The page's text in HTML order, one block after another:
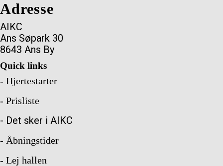
Adresse
AIKC
Ans Søpark 30
8643 Ans By
Quick links
- Hjertestarter
- Prisliste
- Det sker i AIKC
- Åbningstider
- Lej hallen